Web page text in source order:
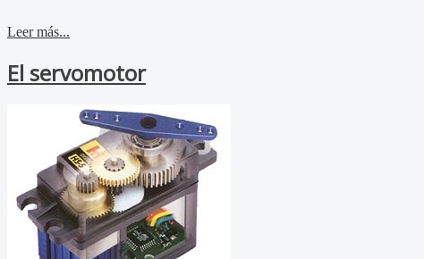
Leer más...
El servomotor